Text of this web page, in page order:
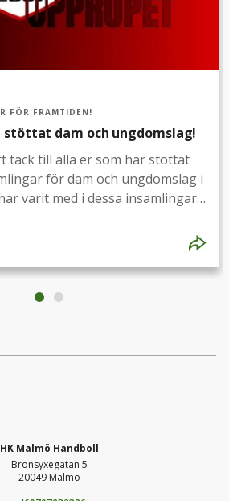
FÖR FRAMTIDEN!
stöttat dam och ungdomslag!
tack till alla er som har stöttat
för dam och ungdomslag i
varit med i dessa insamlingar
HK Malmö Handboll
Bronsyxegatan 5
20049 Malmö